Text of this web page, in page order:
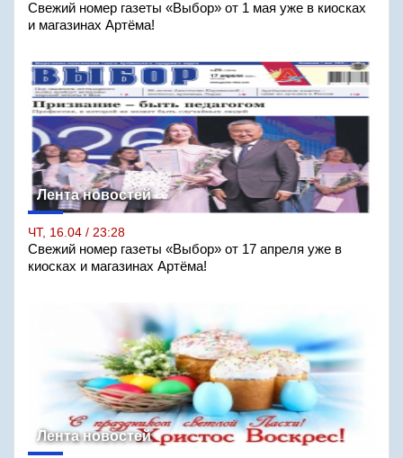
Свежий номер газеты «Выбор» от 1 мая уже в киосках
и магазинах Артёма!
Лента новостей
ЧТ, 16.04 / 23:28
Свежий номер газеты «Выбор» от 17 апреля уже в
киосках и магазинах Артёма!
Лента новостей